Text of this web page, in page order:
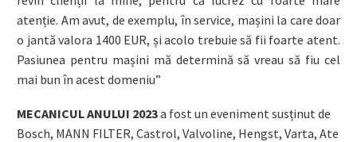
atenție. Am avut, de exemplu, în service, mașini la care doar
o jantă valora 1400 EUR, și acolo trebuie să fii foarte atent.
Pasiunea pentru mașini mă determină să vreau să fiu cel
mai bun în acest domeniu”
MECANICUL ANULUI 2023a fost un eveniment susținut de
Bosch, MANN FILTER, Castrol, Valvoline, Hengst, Varta, Ate